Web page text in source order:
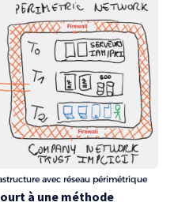
avec réseau périmétrique
à une méthode